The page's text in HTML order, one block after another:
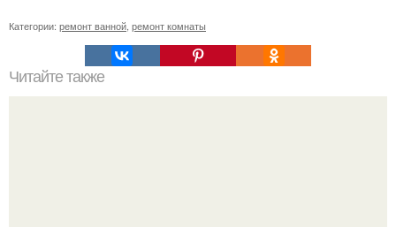
Категории: ремонт ванной ремонт комнаты
Читайте также